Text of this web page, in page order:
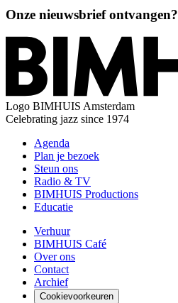
Onze nieuwsbrief ontvangen?
Logo BIMHUIS Amsterdam
Celebrating jazz since 1974
Agenda
Plan je bezoek
Steun ons
Radio & TV
BIMHUIS Productions
Educatie
Verhuur
BIMHUIS Café
Over ons
Contact
Archief
Cookievoorkeuren